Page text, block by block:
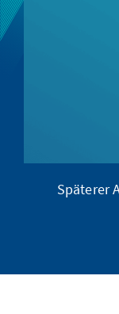
Späterer